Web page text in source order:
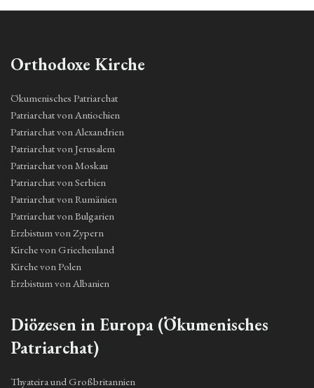
Orthodoxe Kirche
Ökumenisches Patriarchat
Patriarchat von Antiochien
Patriarchat von Alexandrien
Patriarchat von Jerusalem
Patriarchat von Moskau
Patriarchat von Serbien
Patriarchat von Rumänien
Patriarchat von Bulgarien
Erzbistum von Zypern
Kirche von Griechenland
Kirche von Polen
Erzbistum von Albanien
Diözesen in Europa (Ökumenisches
Patriarchat)
Thyateira und Großbritannien